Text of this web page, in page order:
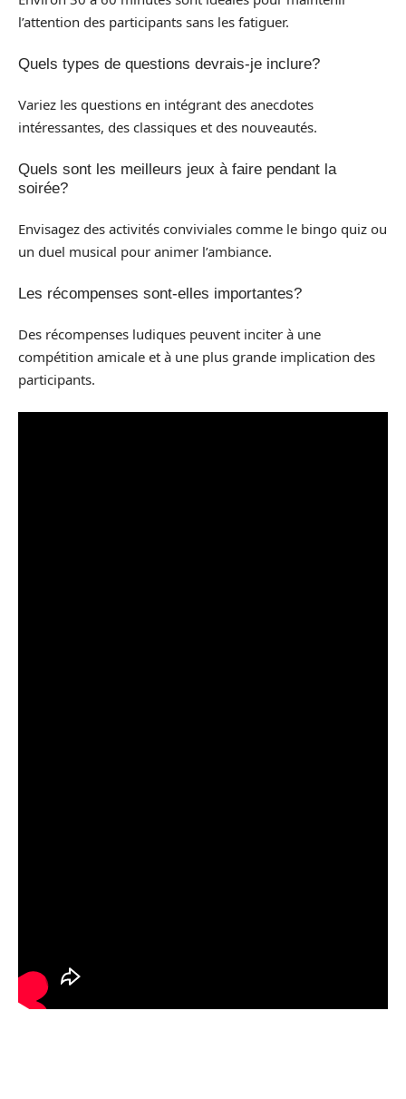
l’attention des participants sans les fatiguer.
Quels types de questions devrais-je inclure?
Variez les questions en intégrant des anecdotes
intéressantes, des classiques et des nouveautés.
Quels sont les meilleurs jeux à faire pendant la
soirée?
Envisagez des activités conviviales comme le bingo quiz ou
un duel musical pour animer l’ambiance.
Les récompenses sont-elles importantes?
Des récompenses ludiques peuvent inciter à une
compétition amicale et à une plus grande implication des
participants.